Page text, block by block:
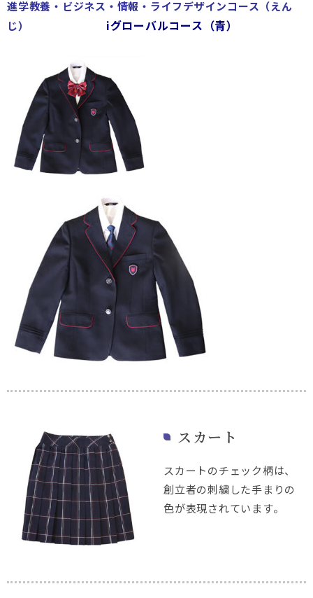
進学教養・ビジネス・情報・ライフデザインコース（えん
じ） iグローバルコース（青）
スカート
スカートのチェック柄は、
創立者の刺繍した手まりの
色が表現されています。